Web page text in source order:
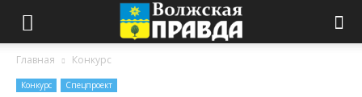
Главная Конкурс
Конкурс Спецпроект